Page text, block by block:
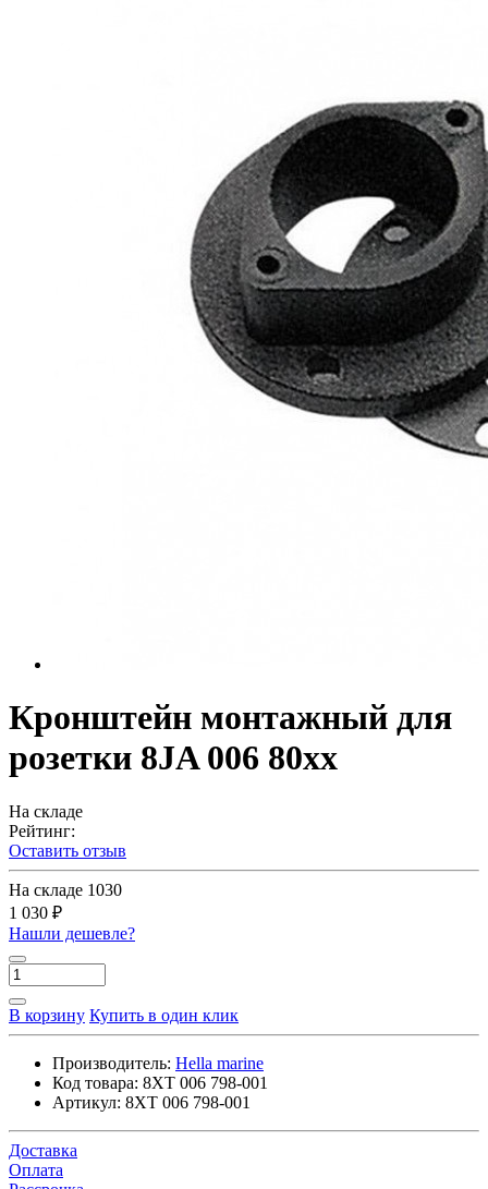
Кронштейн монтажный для
розетки 8JA 006 80хх
На складе
Рейтинг:
Оставить отзыв
На складе 1030
1 030 ₽
Нашли дешевле?
В корзину Купить в один клик
Производитель: Hella marine
Код товара: 8XT 006 798-001
Артикул: 8XT 006 798-001
Доставка
Оплата